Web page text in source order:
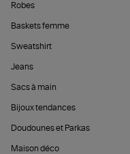
Robes
Baskets femme
Sweatshirt
Jeans
Sacs à main
Bijoux tendances
Doudounes et Parkas
Maison déco